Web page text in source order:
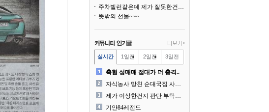
주차빌런같은데 제가 잘못한건가요
뜻밖의 선물~~~
실시간 1일전 2일전 3일전
축협 성매매 접대가 더 충격..
자식농사 망친 순대국집 사장..
제가 이상한건지 판단 부탁드..
기안84레전드